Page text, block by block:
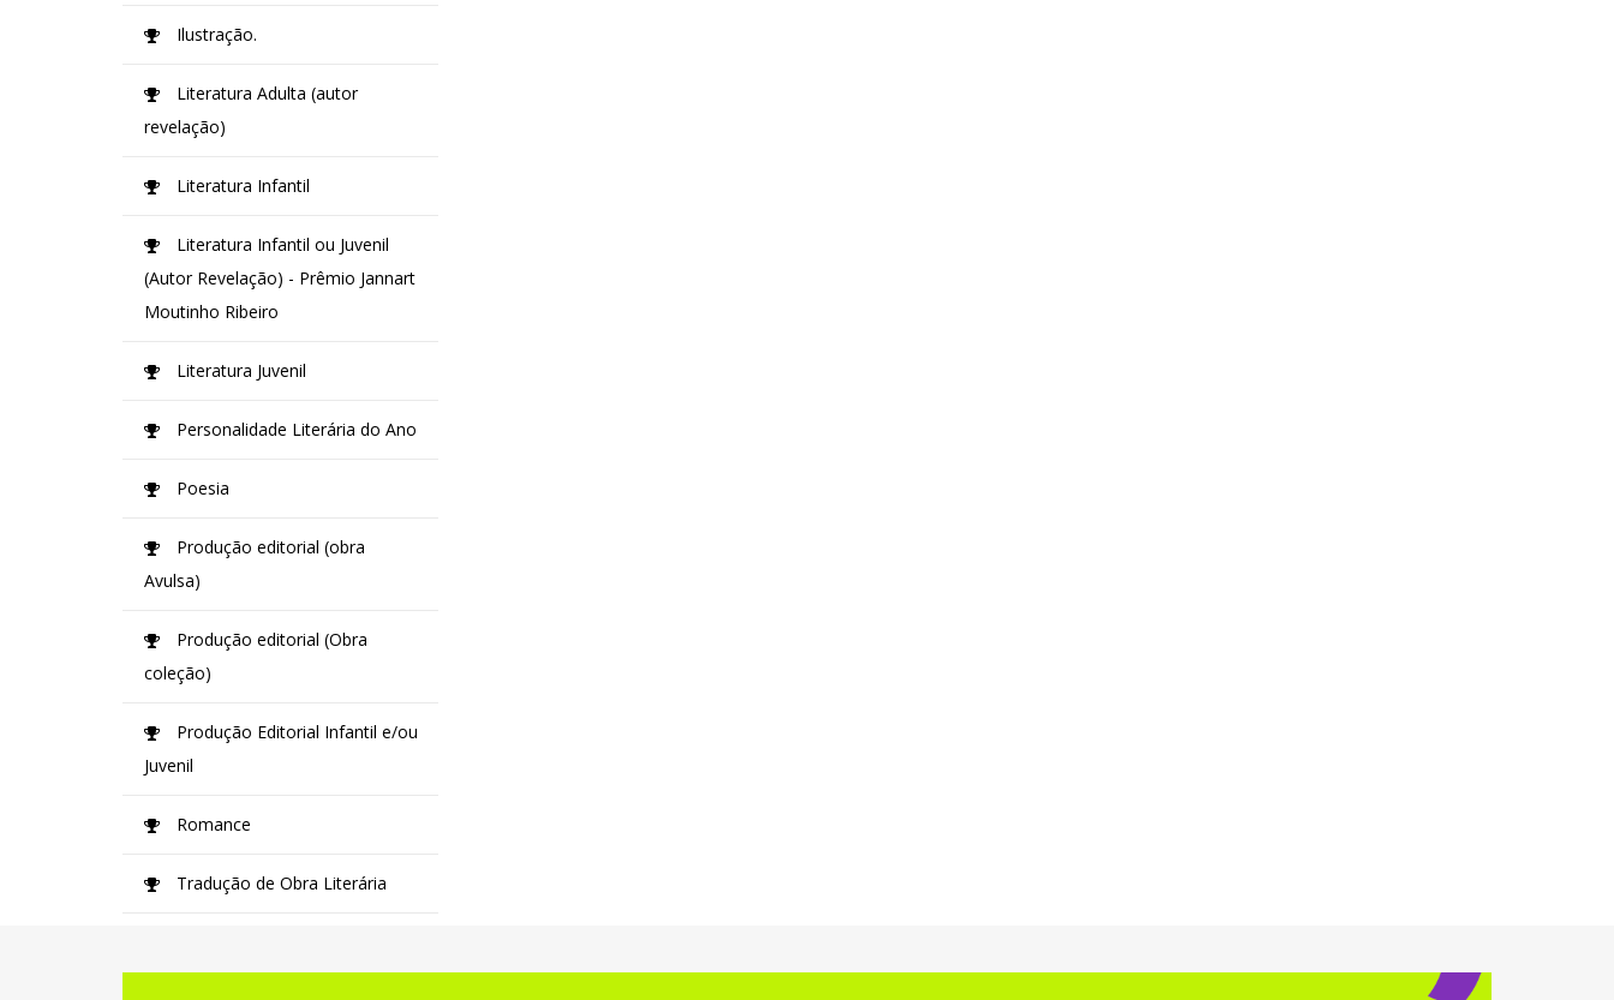
Ilustração.
Literatura Adulta (autor
revelação)
Literatura Infantil
Literatura Infantil ou Juvenil
(Autor Revelação) - Prêmio Jannart
Moutinho Ribeiro
Literatura Juvenil
Personalidade Literária do Ano
Poesia
Produção editorial (obra
Avulsa)
Produção editorial (Obra
coleção)
Produção Editorial Infantil e/ou
Juvenil
Romance
Tradução de Obra Literária